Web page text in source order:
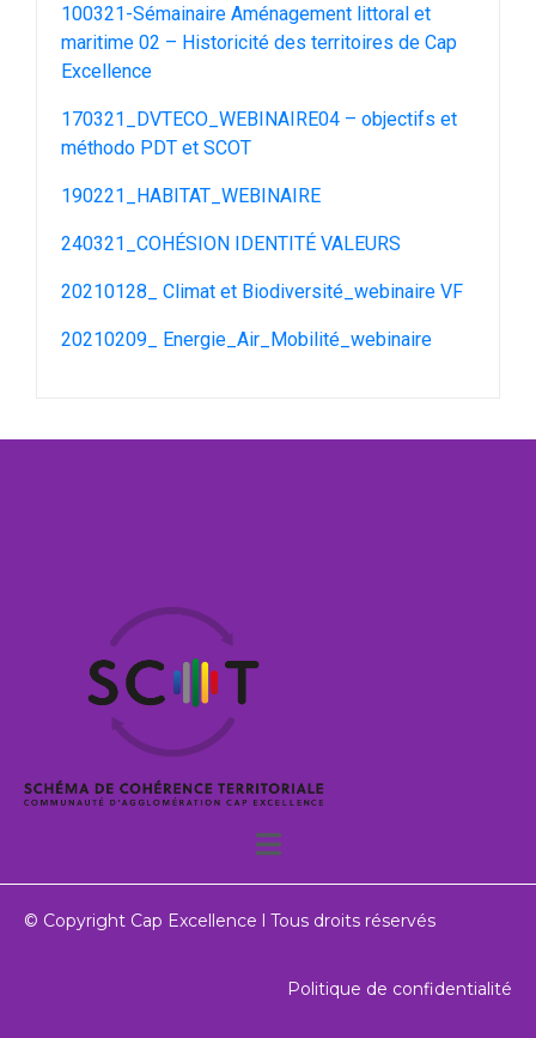
100321-Sémainaire Aménagement littoral et
maritime 02 – Historicité des territoires de Cap
Excellence
170321_DVTECO_WEBINAIRE04 – objectifs et
méthodo PDT et SCOT
190221_HABITAT_WEBINAIRE
240321_COHÉSION IDENTITÉ VALEURS
20210128_ Climat et Biodiversité_webinaire VF
20210209_ Energie_Air_Mobilité_webinaire
© Copyright Cap Excellence l Tous droits réservés
Politique de confidentialité